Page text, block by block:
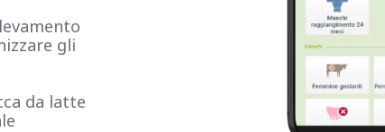
gli
da latte